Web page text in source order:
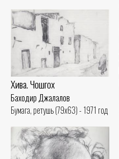
Хива. Чошгох
Баходир Джалалов
Бумага, ретушь (79x63) - 1971 год